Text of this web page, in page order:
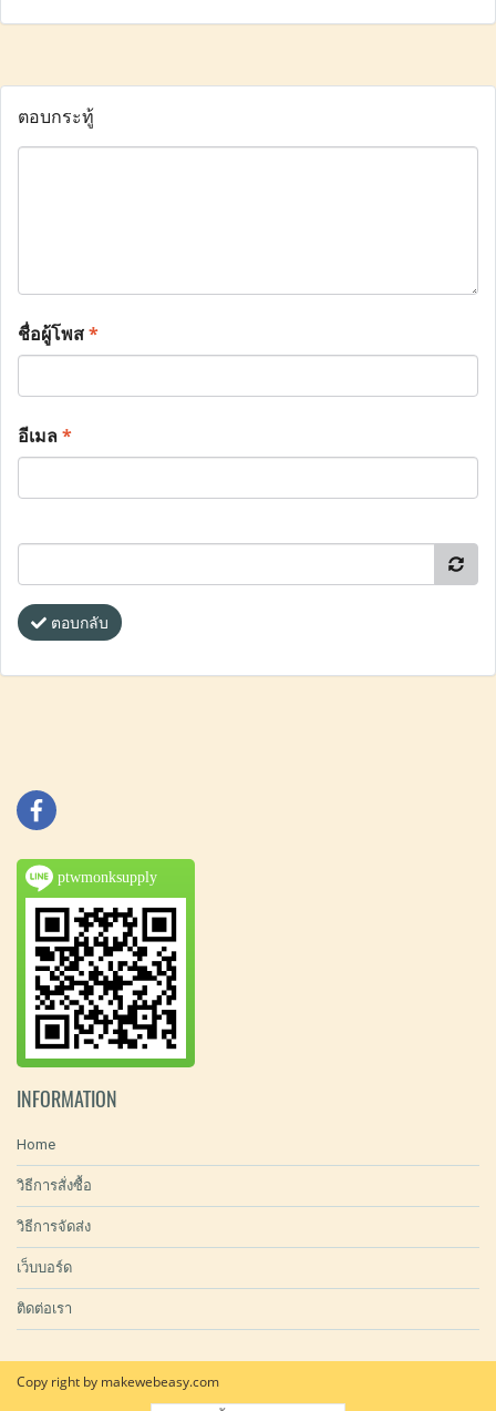
ตอบกระทู้
ชื่อผู้โพส*
อีเมล*
ตอบกลับ
ptwmonksupply
INFORMATION
Home
วิธีการสั่งซื้อ
วิธีการจัดส่ง
เว็บบอร์ด
ติดต่อเรา
Copy right by makewebeasy.com